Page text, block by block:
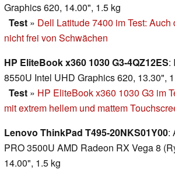
Graphics 620, 14.00", 1.5 kg
Test » Dell Latitude 7400 im Test:
nicht frei von Schwächen
HP EliteBook x360 1030 G3-4QZ12ES:
8550U Intel UHD Graphics 620, 13.30",
Test » HP EliteBook x360 1030 G3 im
mit extrem hellem und mattem
Lenovo ThinkPad T495-20NKS01Y00:
PRO 3500U AMD Radeon RX Vega 8
14.00", 1.5 kg